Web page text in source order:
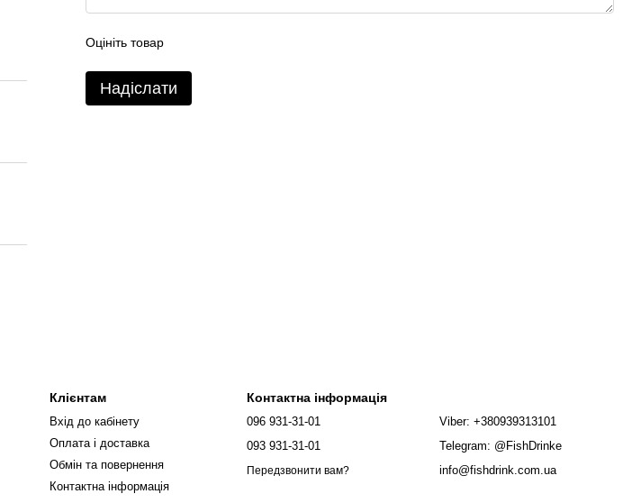
Оцініть товар
Надіслати
Клієнтам
Вхід до кабінету
Оплата і доставка
Обмін та повернення
Контактна інформація
Контактна інформація
096 931-31-01
093 931-31-01
Передзвонити вам?
Viber: +380939313101
Telegram: @FishDrinke
info@fishdrink.com.ua